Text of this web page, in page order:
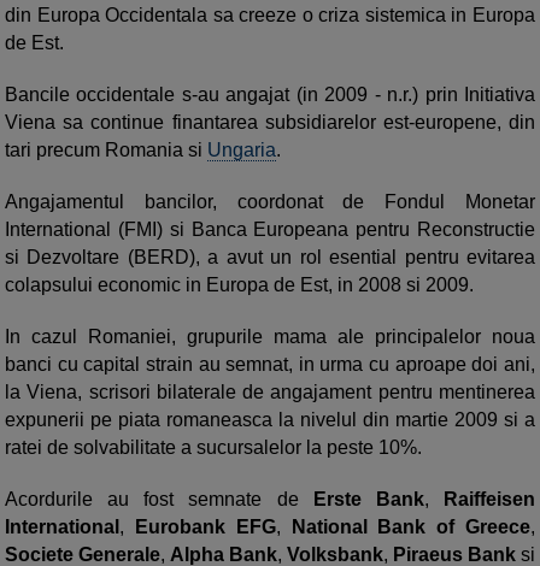
din Europa Occidentala sa creeze o criza sistemica in Europa
de Est.
Bancile occidentale s-au angajat (in 2009 - n.r.) prin Initiativa
Viena sa continue finantarea subsidiarelor est-europene, din
tari precum Romania si Ungaria.
Angajamentul bancilor, coordonat de Fondul Monetar
International (FMI) si Banca Europeana pentru Reconstructie
si Dezvoltare (BERD), a avut un rol esential pentru evitarea
colapsului economic in Europa de Est, in 2008 si 2009.
In cazul Romaniei, grupurile mama ale principalelor noua
banci cu capital strain au semnat, in urma cu aproape doi ani,
la Viena, scrisori bilaterale de angajament pentru mentinerea
expunerii pe piata romaneasca la nivelul din martie 2009 si a
ratei de solvabilitate a sucursalelor la peste 10%.
Acordurile au fost semnate de Erste Bank,
Raiffeisen
International , Eurobank EFG, National Bank of Greece,
Societe Generale, Alpha Bank, Volksbank, Piraeus Bank si